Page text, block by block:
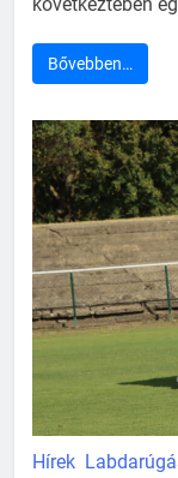
Bővebben…
Hírek